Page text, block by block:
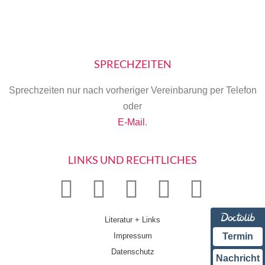
SPRECHZEITEN
Sprechzeiten nur nach vorheriger Vereinbarung per Telefon
oder
E-Mail .
LINKS UND RECHTLICHES
Literatur + Links
Impressum
Datenschutz
Termin
Nachricht